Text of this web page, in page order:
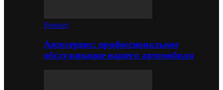
Ремонт
Автосервис: профессиональное
обслуживание вашего автомобиля